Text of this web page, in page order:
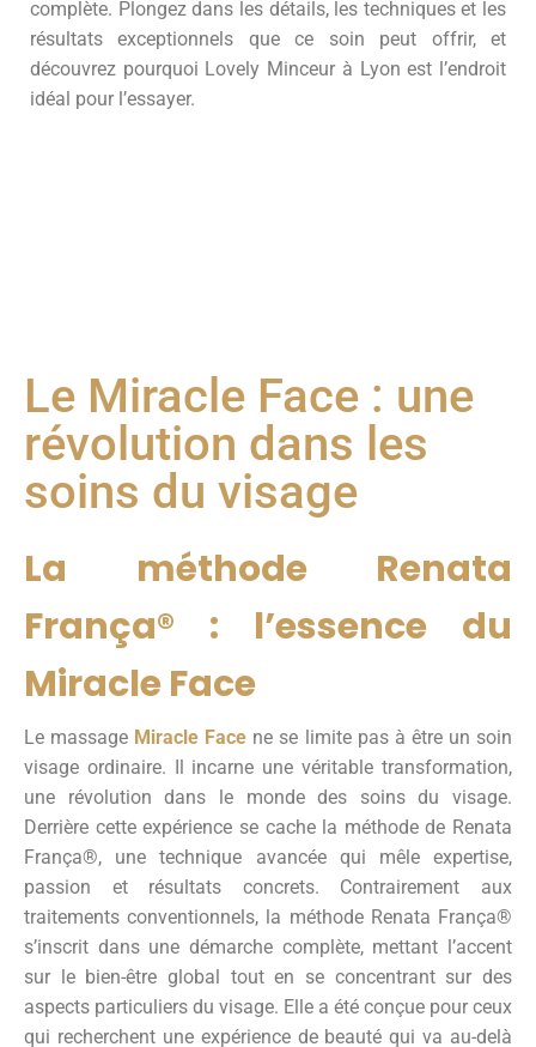
complète. Plongez dans les détails, les techniques et les
résultats exceptionnels que ce soin peut offrir, et
découvrez pourquoi Lovely Minceur à Lyon est l’endroit
idéal pour l’essayer.
Le Miracle Face : une
révolution dans les
soins du visage
La méthode Renata
França® : l’essence du
Miracle Face
Le massage Miracle Face ne se limite pas à être un soin
visage ordinaire. Il incarne une véritable transformation,
une révolution dans le monde des soins du visage.
Derrière cette expérience se cache la méthode de Renata
França®, une technique avancée qui mêle expertise,
passion et résultats concrets. Contrairement aux
traitements conventionnels, la méthode Renata França®
s’inscrit dans une démarche complète, mettant l’accent
sur le bien-être global tout en se concentrant sur des
aspects particuliers du visage. Elle a été conçue pour ceux
qui recherchent une expérience de beauté qui va au-delà